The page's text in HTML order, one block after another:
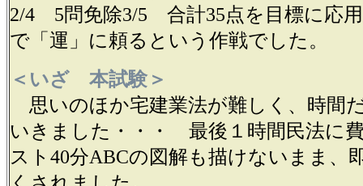
2/4 5問免除3/5 合計35点を目標に応
で「運」に頼るという作戦でした。
＜いざ 本試験＞
思いのほか宅建業法が難しく、時間
いきました・・・ 最後１時間民法に
スト40分ABCの図解も描けないまま、